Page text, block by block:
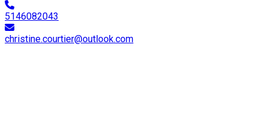
5146082043
christine.courtier@outlook.com